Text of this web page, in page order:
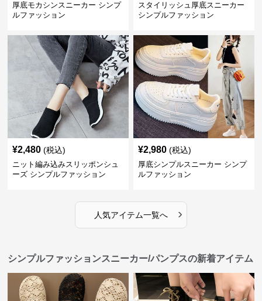
厚底モカシンスニーカー シンプ
ルファッション
スタイリッシュ厚底スニーカー
シンプルファッション
¥2,480 (税込)
ニット編み込みスリッポンシュ
ーズ シンプルファッション
¥2,980 (税込)
厚底シンプルスニーカー シンプ
ルファッション
人気アイテム一覧へ ›
シンプルファッションスニーカー/パンプスの新着アイテム